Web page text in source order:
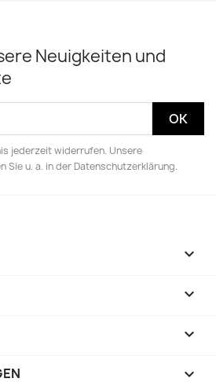
Neuigkeiten und
jederzeit widerrufen. Unsere
Sie u. a. in der Datenschutzerklärung.



keyboard_arrow_down